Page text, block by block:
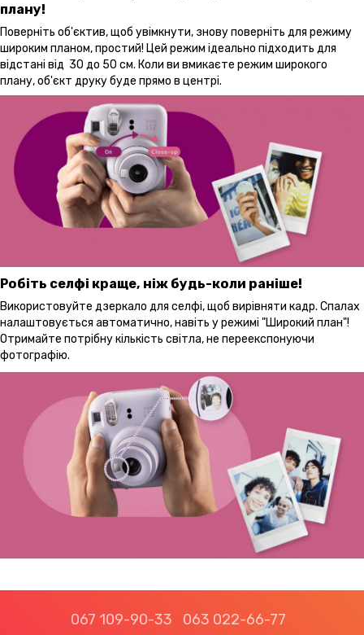
плану!
Поверніть об'єктив, щоб увімкнути, знову поверніть для режиму
широким планом, простий! Цей режим ідеально підходить для
відстані від 30 до 50 см. Коли ви вмикаєте режим широкого
плану, об'єкт друку буде прямо в центрі.
Робіть селфі краще, ніж будь-коли раніше!
Використовуйте дзеркало для селфі, щоб вирівняти кадр. Спалах
налаштовується автоматично, навіть у режимі "Широкий план"!
Отримайте потрібну кількість світла, не переекспонуючи
фотографію.
067 109-90-33 063 022-66-77